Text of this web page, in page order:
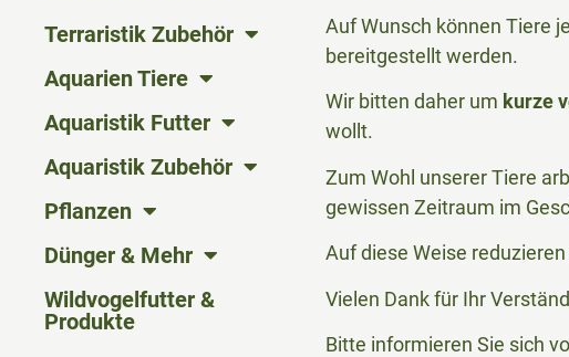
Terraristik Zubehör
Aquarien Tiere
Aquaristik Futter
Aquaristik Zubehör
Pflanzen
Dünger & Mehr
Wildvogelfutter &
Produkte
Auf Wunsch können Tiere
bereitgestellt werden.
Wir bitten daher um kurze
wollt.
Zum Wohl unserer Tiere
gewissen Zeitraum im
Auf diese Weise
Vielen Dank für Ihr
Bitte informieren Sie sich